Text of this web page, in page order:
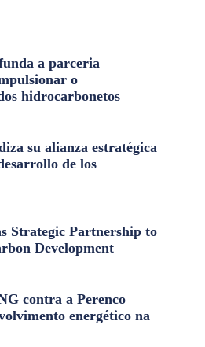
a parceria
o
hidrocarbonetos
su alianza estratégica
de los
Strategic Partnership to
Development
contra a Perenco
energético na